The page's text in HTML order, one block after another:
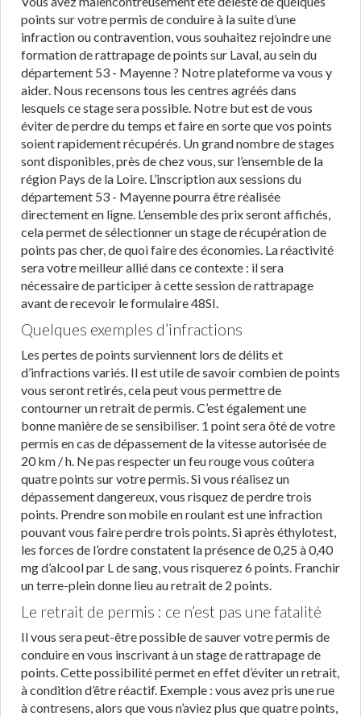
points sur votre permis de conduire à la suite d’une
infraction ou contravention, vous souhaitez rejoindre une
formation de rattrapage de points sur Laval, au sein du
département 53 - Mayenne ? Notre plateforme va vous y
aider. Nous recensons tous les centres agréés dans
lesquels ce stage sera possible. Notre but est de vous
éviter de perdre du temps et faire en sorte que vos points
soient rapidement récupérés. Un grand nombre de stages
sont disponibles, près de chez vous, sur l’ensemble de la
région Pays de la Loire. L’inscription aux sessions du
département 53 - Mayenne pourra être réalisée
directement en ligne. L’ensemble des prix seront affichés,
cela permet de sélectionner un stage de récupération de
points pas cher, de quoi faire des économies. La réactivité
sera votre meilleur allié dans ce contexte : il sera
nécessaire de participer à cette session de rattrapage
avant de recevoir le formulaire 48SI.
Quelques exemples d’infractions
Les pertes de points surviennent lors de délits et
d’infractions variés. Il est utile de savoir combien de points
vous seront retirés, cela peut vous permettre de
contourner un retrait de permis. C’est également une
bonne manière de se sensibiliser. 1 point sera ôté de votre
permis en cas de dépassement de la vitesse autorisée de
20 km / h. Ne pas respecter un feu rouge vous coûtera
quatre points sur votre permis. Si vous réalisez un
dépassement dangereux, vous risquez de perdre trois
points. Prendre son mobile en roulant est une infraction
pouvant vous faire perdre trois points. Si après éthylotest,
les forces de l’ordre constatent la présence de 0,25 à 0,40
mg d’alcool par L de sang, vous risquerez 6 points. Franchir
un terre-plein donne lieu au retrait de 2 points.
Le retrait de permis : ce n’est pas une fatalité
Il vous sera peut-être possible de sauver votre permis de
conduire en vous inscrivant à un stage de rattrapage de
points. Cette possibilité permet en effet d’éviter un retrait,
à condition d’être réactif. Exemple : vous avez pris une rue
à contresens, alors que vous n’aviez plus que quatre points,